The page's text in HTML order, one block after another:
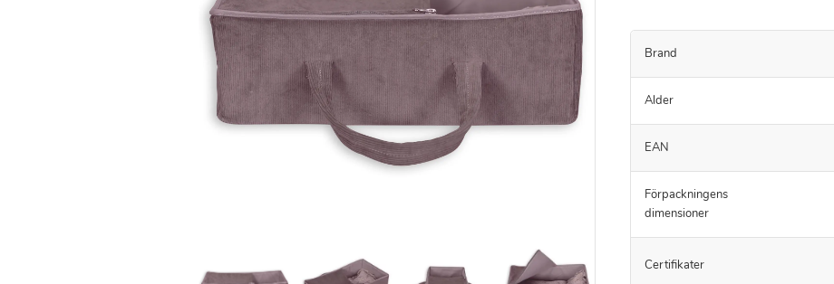
Brand
Alder
EAN
Förpackningens
dimensioner
Certifikater